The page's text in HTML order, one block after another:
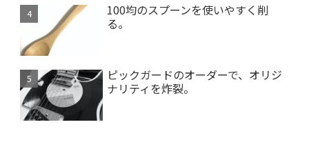
100均のスプーンを使いやすく削
る。
ピックガードのオーダーで、オリジ
ナリティを炸裂。